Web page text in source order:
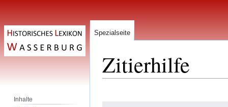
Zitierhilfe
Spezialseite
Inhalte